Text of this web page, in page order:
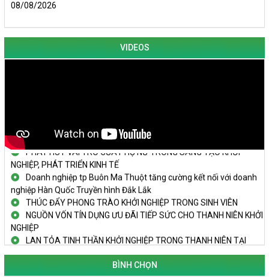
08/08/2026
VIDEOS
TẬP THỂ
PHÁT HUY VAI TRÒ CỦA PHỤ NỮ TRONG SÁNG TẠO KHỞI
NGHIỆP, PHÁT TRIỂN KINH TẾ
Doanh nghiệp tp Buôn Ma Thuột tăng cường kết nối với doanh
nghiệp Hàn Quốc Truyền hình Đắk Lắk
THÚC ĐẨY PHONG TRÀO KHỞI NGHIỆP TRONG SINH VIÊN
NGUỒN VỐN TÍN DỤNG ƯU ĐÃI TIẾP SỨC CHO THANH NIÊN KHỞI
NGHIỆP
LAN TỎA TINH THẦN KHỞI NGHIỆP TRONG THANH NIÊN TẠI
HUYỆN KRÔNG PẮC
KHỞI NGHIỆP VỚI MÔ HÌNH NUÔI ỐC NHỒI
NHÌN LẠI HOẠT ĐỘNG KHỞI NGHIỆP ĐẮK LẮK GIAI ĐOẠN 2018-
BÌNH CHỌN